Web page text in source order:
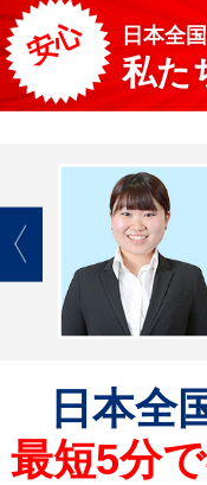
安心 日本全国
私た
日本全
最短5分